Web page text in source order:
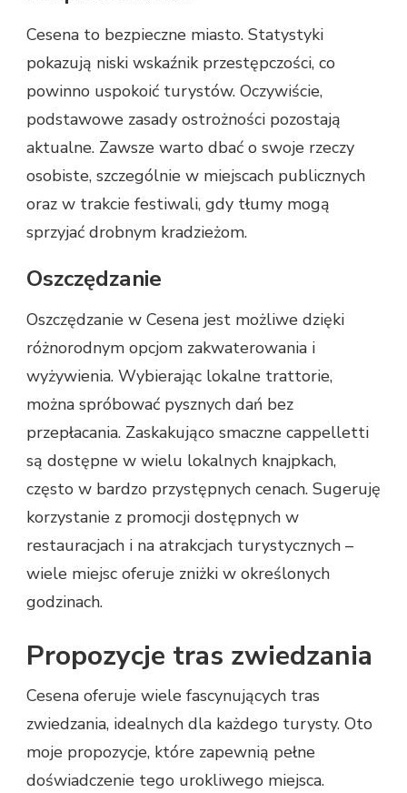
Cesena to bezpieczne miasto. Statystyki
pokazują niski wskaźnik przestępczości, co
powinno uspokoić turystów. Oczywiście,
podstawowe zasady ostrożności pozostają
aktualne. Zawsze warto dbać o swoje rzeczy
osobiste, szczególnie w miejscach publicznych
oraz w trakcie festiwali, gdy tłumy mogą
sprzyjać drobnym kradzieżom.
Oszczędzanie
Oszczędzanie w Cesena jest możliwe dzięki
różnorodnym opcjom zakwaterowania i
wyżywienia. Wybierając lokalne trattorie,
można spróbować pysznych dań bez
przepłacania. Zaskakująco smaczne cappelletti
są dostępne w wielu lokalnych knajpkach,
często w bardzo przystępnych cenach. Sugeruję
korzystanie z promocji dostępnych w
restauracjach i na atrakcjach turystycznych –
wiele miejsc oferuje zniżki w określonych
godzinach.
Propozycje tras zwiedzania
Cesena oferuje wiele fascynujących tras
zwiedzania, idealnych dla każdego turysty. Oto
moje propozycje, które zapewnią pełne
doświadczenie tego urokliwego miejsca.